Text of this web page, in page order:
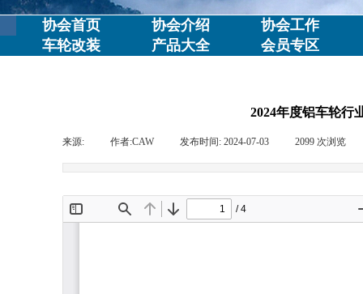
协会首页 协会介绍
协会工作
车轮改装
产品大全 会员专区
2024年度铝车轮行
来源: 作者:CAW 发布时间: 2024-07-03 2099 次浏览